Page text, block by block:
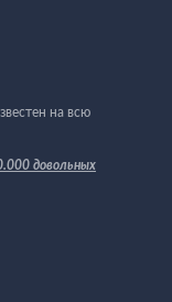
на всю
довольных